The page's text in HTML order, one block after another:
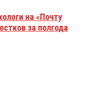
на «Почту
за полгода